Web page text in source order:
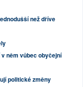
než dříve
něm vůbec obyčejní
politické změny